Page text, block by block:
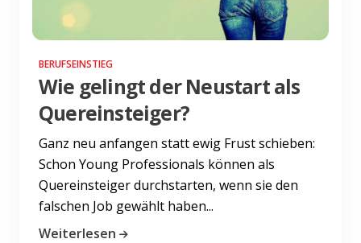
BERUFSEINSTIEG
Wie gelingt der Neustart als
Quereinsteiger?
Ganz neu anfangen statt ewig Frust schieben:
Schon Young Professionals können als
Quereinsteiger durchstarten, wenn sie den
falschen Job gewählt haben...
Weiterlesen